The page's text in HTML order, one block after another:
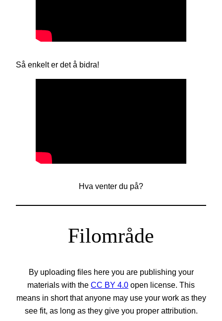
Så enkelt er det å bidra!
Hva venter du på?
Filområde
By uploading files here you are publishing your
materials with the CC BY 4.0 open license. This
means in short that anyone may use your work as they
see fit, as long as they give you proper attribution.